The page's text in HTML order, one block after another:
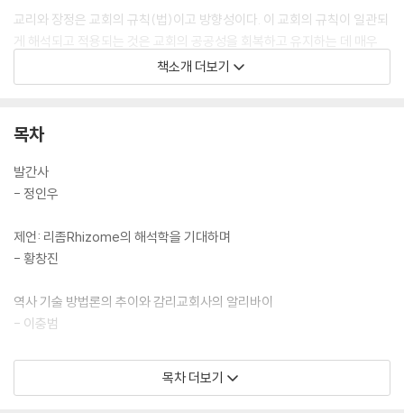
교리와 장정은 교회의 규칙(법)이고 방향성이다. 이 교회의 규칙이 일관되
게 해석되고 적용되는 것은 교회의 공공성을 회복하고 유지하는 데 매우
중요한 요인이 된다. ‘리좀의 해석학을 기대하며’라는 제언으로 시작되는
저자들의 글 여정은 그동안 살피지 않았던 이야기를 발굴해내며 또는 진영
를 유지해내고 있다. 이러한 논지는 개별화의 길을 걷고 있는 현 개신교회
책소개 더보기
목차
발간사
- 정인우
제언: 리좀Rhizome의 해석학을 기대하며
- 황창진
역사 기술 방법론의 추이와 감리교회사의 알리바이
- 이충범
감리교회와 에큐메니칼 디아코니아 - 몰트만의 정치신학을 중심으로 -
목차 더보기